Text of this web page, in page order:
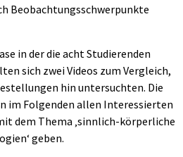
Beobachtungsschwerpunkte
in der die acht Studierenden
sich zwei Videos zum Vergleich,
hin untersuchten. Die
im Folgenden allen Interessierten
dem Thema ‚sinnlich-körperliche
geben.